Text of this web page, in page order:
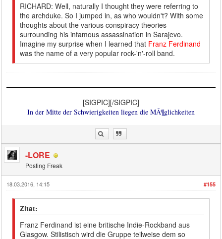
RICHARD: Well, naturally I thought they were referring to
the archduke. So I jumped in, as who wouldn't? With some
thoughts about the various conspiracy theories
surrounding his infamous assassination in Sarajevo.
Imagine my surprise when I learned that Franz Ferdinand
was the name of a very popular rock-'n'-roll band.
[SIGPIC][/SIGPIC]
In der Mitte der Schwierigkeiten liegen die MÃ¶glichkeiten
-LORE
Posting Freak
#155
18.03.2016, 14:15
Zitat:
Franz Ferdinand ist eine britische Indie-Rockband aus
Glasgow. Stilistisch wird die Gruppe teilweise dem so